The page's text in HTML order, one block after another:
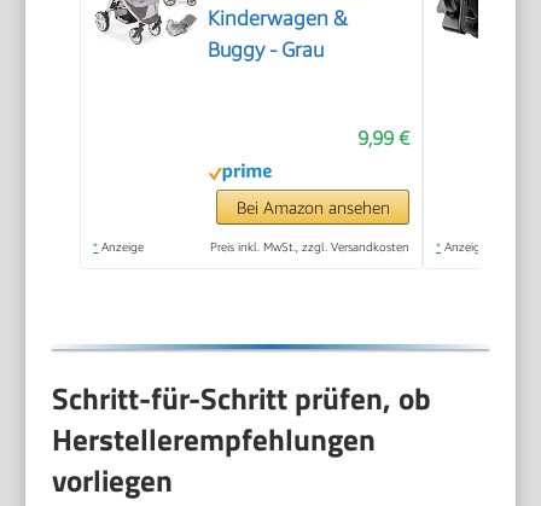
Kinderwagen &
Buggy - Grau
9,99 €
Bei Amazon ansehen
* Anzeige Preis inkl. MwSt., zzgl. Versandkosten * Anzeige
Schritt-für-Schritt prüfen, ob
Herstellerempfehlungen
vorliegen